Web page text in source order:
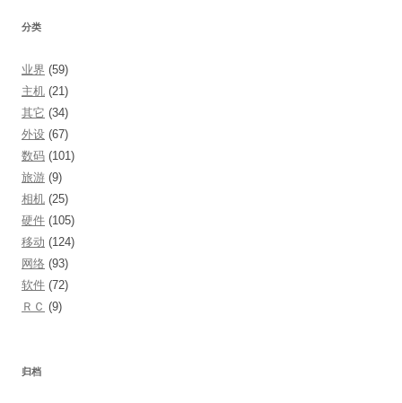
分类
业界 (59)
主机 (21)
其它 (34)
外设 (67)
数码 (101)
旅游 (9)
相机 (25)
硬件 (105)
移动 (124)
网络 (93)
软件 (72)
ＲＣ (9)
归档